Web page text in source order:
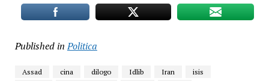
Published in Politica
Assad cina dilogo Idlib Iran
isis